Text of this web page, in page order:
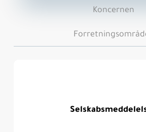
Koncernen